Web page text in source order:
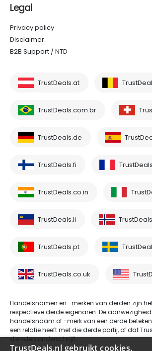
Legal
Privacy policy
Disclaimer
B2B Support / NTD
TrustDeals.at
TrustDeals.com.br
TrustDeals.de
TrustDeals.fi
TrustDeals.co.in
TrustDeals.li
TrustDeals.pt
TrustDeals.co.uk
Handelsnamen en -merken van derden zijn
respectieve derde eigenaren. De
handelsnaam of -merk van een derde
een relatie heeft met die derde partij, of dat
diensten onderschrijft.
TrustDeals.nl gebruikt cookies.